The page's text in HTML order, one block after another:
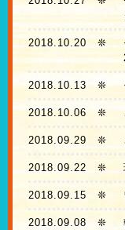
2018.10.20❊
2018.10.13❊
2018.10.06 ❊
2018.09.29 ❊
2018.09.22 ❊
2018.09.15 ❊
2018.09.08 ❊